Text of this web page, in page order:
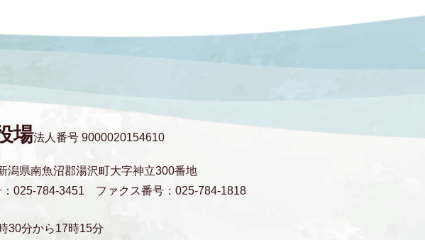
場法人番号 9000020154610
潟県南魚沼郡湯沢町大字神立300番地
：025-784-3451 ファクス番号：025-784-1818
30分から17時15分